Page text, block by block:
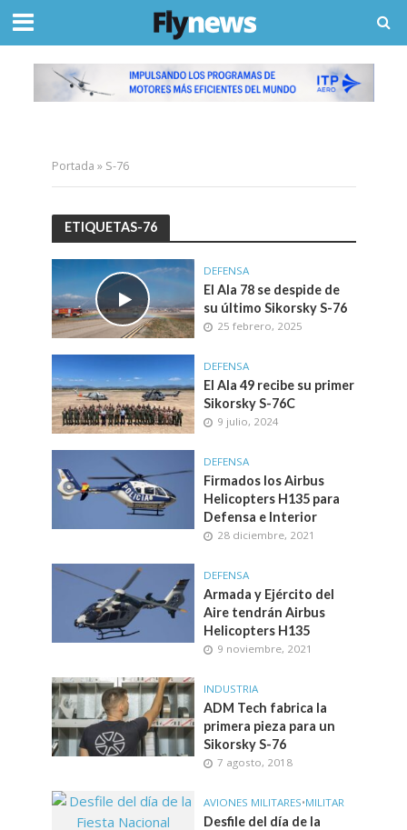
Portada » S-76
ETIQUETAS-76
DEFENSA
El Ala 78 se despide de
su último Sikorsky S-76
25 febrero, 2025
DEFENSA
El Ala 49 recibe su primer
Sikorsky S-76C
9 julio, 2024
DEFENSA
Firmados los Airbus
Helicopters H135 para
Defensa e Interior
28 diciembre, 2021
DEFENSA
Armada y Ejército del
Aire tendrán Airbus
Helicopters H135
9 noviembre, 2021
INDUSTRIA
ADM Tech fabrica la
primera pieza para un
Sikorsky S-76
7 agosto, 2018
AVIONES MILITARES•MILITAR
Desfile del día de la